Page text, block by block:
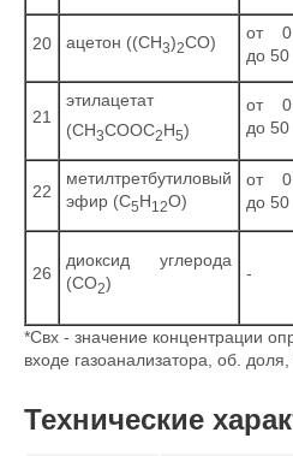
20 ацетон ((СН3)2СО)
от 0
до 50
21
этилацетат
(СН3СООС2Н5)
от 0
до 50
22
метилтретбутиловый
эфир (С5Н12О)
от 0
до 50
26
диоксид углерода
(СО2) -
*Свх - значение концентрации
входе газоанализатора, об. доля,
Технические